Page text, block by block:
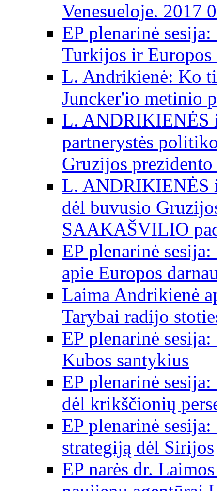
Venesueloje. 2017
EP plenarinė
Turkijos ir Europos
L. Andrikienė: Ko
Juncker'io metinio
L. ANDRIKIENĖS
partnerystės
Gruzijos
L. ANDRIKIENĖS
dėl buvusio
SAAKAŠVILIO
EP plenarinė
apie Europos
Laima Andrikienė
Tarybai radijo
EP plenarinė
Kubos santykius
EP plenarinė
dėl krikščionių
EP plenarinė
strategiją dėl Sirijos
EP narės dr.